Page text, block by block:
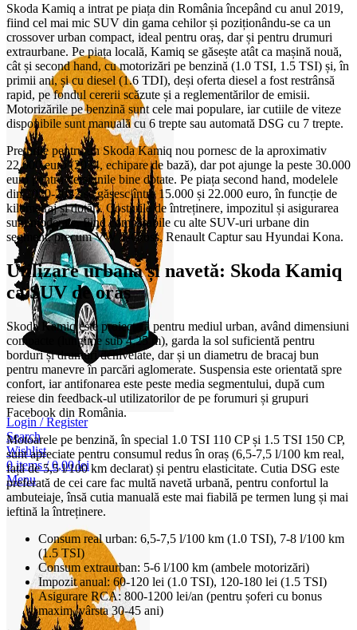
Login / Register
Search
Wishlist
0items / 0,00lei
Menu
Skoda Kamiq a intrat pe piața din România începând cu anul 2019,
fiind cel mai mic SUV din gama cehilor și poziționându-se ca un
crossover urban compact, ideal pentru oraș, dar și pentru drumuri
extraurbane. Pe piața locală, Kamiq se găsește atât ca mașină nouă,
cât și second hand, cu motorizări pe benzină (1.0 TSI, 1.5 TSI) și, în
primii ani, și cu diesel (1.6 TDI), deși oferta diesel a fost restrânsă
rapid, pe fondul cererii scăzute și a reglementărilor de emisii.
Motorizările pe benzină sunt cele mai populare, iar cutiile de viteze
disponibile sunt manuală cu 6 trepte sau automată DSG cu 7 trepte.
Prețurile pentru un Skoda Kamiq nou pornesc de la aproximativ
22.000 euro (2024, echipare de bază), dar pot ajunge la peste 30.000
euro pentru versiunile bine dotate. Pe piața second hand, modelele
din 2020-2022 se găsesc între 15.000 și 22.000 euro, în funcție de
kilometraj și dotări. Costurile de întreținere, impozitul și asigurarea
sunt moderate, fiind comparabile cu alte SUV-uri urbane din
segment, precum VW T-Cross, Renault Captur sau Hyundai Kona.
Utilizare urbană și navetă: Skoda Kamiq
ca SUV de oraș
Skoda Kamiq este proiectată pentru mediul urban, având dimensiuni
compacte (lungime sub 4,25 m), garda la sol suficientă pentru
borduri și drumuri denivelate, dar și un diametru de bracaj bun
pentru manevre în parcări aglomerate. Suspensia este orientată spre
confort, iar antifonarea este peste media segmentului, după cum
reiese din feedback-ul utilizatorilor de pe forumuri și grupuri
Facebook din România.
Motoarele pe benzină, în special 1.0 TSI 110 CP și 1.5 TSI 150 CP,
sunt apreciate pentru consumul redus în oraș (6,5-7,5 l/100 km real,
față de 5,5 l/100 km declarat) și pentru elasticitate. Cutia DSG este
preferată de cei care fac multă navetă urbană, pentru confortul la
ambuteiaje, însă cutia manuală este mai fiabilă pe termen lung și mai
ieftină la întreținere.
Consum real urban: 6,5-7,5 l/100 km (1.0 TSI), 7-8 l/100 km
(1.5 TSI)
Consum extraurban: 5-6 l/100 km (ambele motorizări)
Impozit anual: 60-120 lei (1.0 TSI), 120-180 lei (1.5 TSI)
Asigurare RCA: 800-1200 lei/an (pentru șoferi cu bonus
maxim, vârsta 30-45 ani)